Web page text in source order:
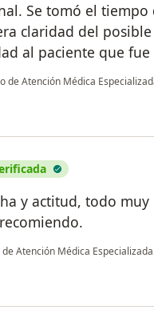
Se tomó el tiempo
claridad del
al paciente que fue
de Atención Médica
y actitud, todo
Atención Médica